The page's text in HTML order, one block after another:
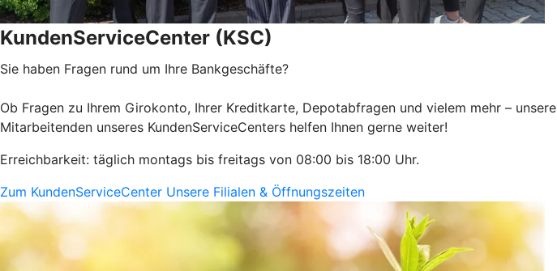
KundenServiceCenter (KSC)
Sie haben Fragen rund um Ihre Bankgeschäfte?
Ob Fragen zu Ihrem Girokonto, Ihrer Kreditkarte, Depotabfragen und vielem mehr – unsere
Mitarbeitenden unseres KundenServiceCenters helfen Ihnen gerne weiter!
Erreichbarkeit: täglich montags bis freitags von 08:00 bis 18:00 Uhr.
Zum KundenServiceCenter Unsere Filialen & Öffnungszeiten